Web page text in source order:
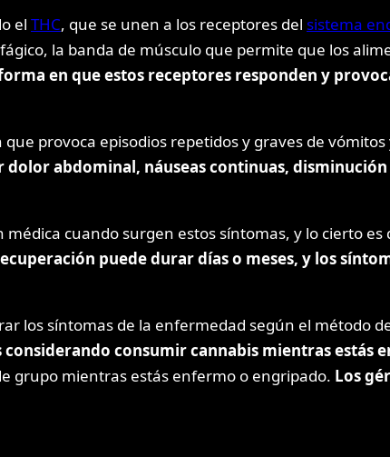
el THC, que se unen a los receptores del sistema
la banda de músculo que permite que los
en que estos receptores responden y
provoca episodios repetidos y graves de
abdominal, náuseas continuas,
cuando surgen estos síntomas, y lo cierto
puede durar días o meses, y los
los síntomas de la enfermedad según el método
considerando consumir cannabis mientras estás
grupo mientras estás enfermo o engripado. Los